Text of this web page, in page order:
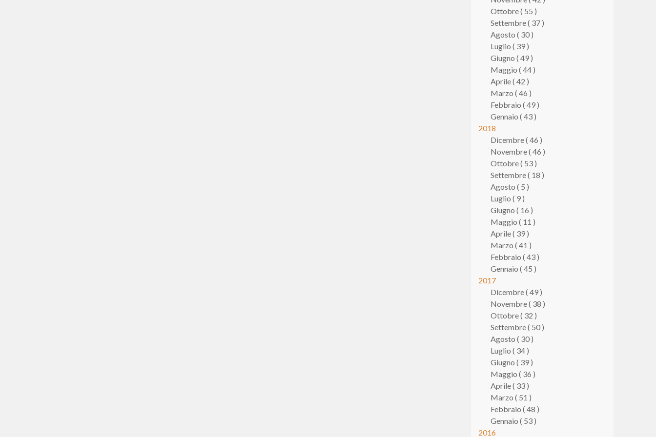
Ottobre ( 55 )
Settembre ( 37 )
Agosto ( 30 )
Luglio ( 39 )
Giugno ( 49 )
Maggio ( 44 )
Aprile ( 42 )
Marzo ( 46 )
Febbraio ( 49 )
Gennaio ( 43 )
2018
Dicembre ( 46 )
Novembre ( 46 )
Ottobre ( 53 )
Settembre ( 18 )
Agosto ( 5 )
Luglio ( 9 )
Giugno ( 16 )
Maggio ( 11 )
Aprile ( 39 )
Marzo ( 41 )
Febbraio ( 43 )
Gennaio ( 45 )
2017
Dicembre ( 49 )
Novembre ( 38 )
Ottobre ( 32 )
Settembre ( 50 )
Agosto ( 30 )
Luglio ( 34 )
Giugno ( 39 )
Maggio ( 36 )
Aprile ( 33 )
Marzo ( 51 )
Febbraio ( 48 )
Gennaio ( 53 )
2016